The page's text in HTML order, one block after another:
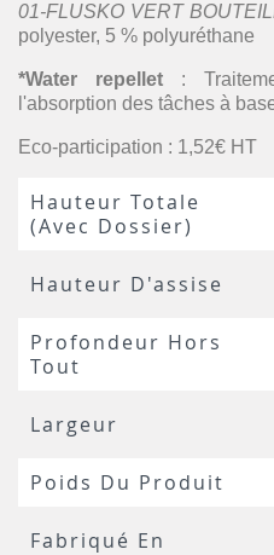
01-FLUSKO VERT
polyester, 5 % polyuréthane
*Water repellet:
l'absorption des tâches à
Eco-participation : 1,52€ HT
Hauteur Totale
(avec Dossier)
Hauteur D'assise
Profondeur Hors
Tout
Largeur
Poids Du Produit
Fabriqué En